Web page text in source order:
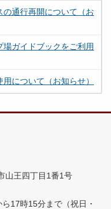
通行再開について（お
場ガイドブックをご利用
について（お知らせ）
王四丁目1番1号
ら17時15分まで （祝日・